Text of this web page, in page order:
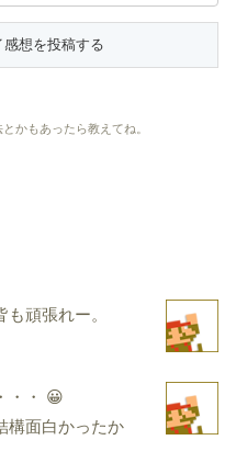
かもあったら教えてね。
頑張れー。
・・ 😀
構面白かったか